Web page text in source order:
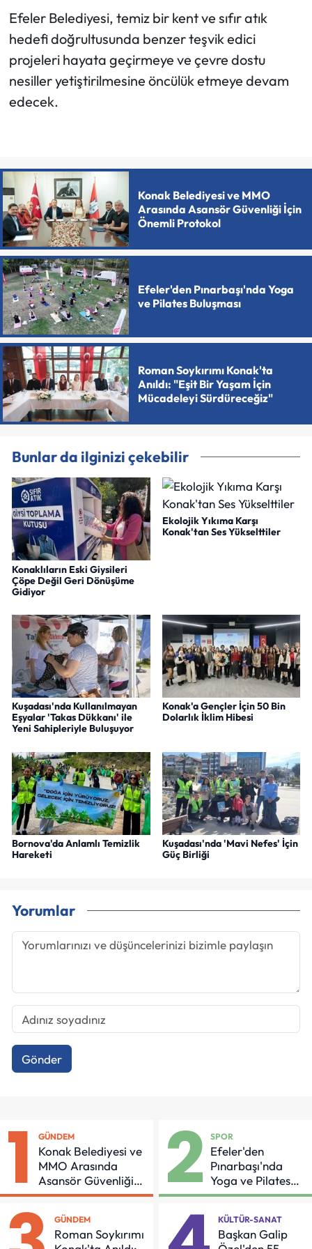
Efeler Belediyesi, temiz bir kent ve sıfır atık
hedefi doğrultusunda benzer teşvik edici
projeleri hayata geçirmeye ve çevre dostu
nesiller yetiştirilmesine öncülük etmeye devam
edecek.
Konak Belediyesi ve MMO
Arasında Asansör Güvenliği İçin
Önemli Protokol
Efeler'den Pınarbaşı'nda Yoga
ve Pilates Buluşması
Roman Soykırımı Konak'ta
Anıldı: "Eşit Bir Yaşam İçin
Mücadeleyi Sürdüreceğiz"
Bunlar da ilginizi çekebilir
Konaklıların Eski Giysileri
Çöpe Değil Geri Dönüşüme
Gidiyor
Ekolojik Yıkıma Karşı
Konak'tan Ses Yükselttiler
Kuşadası'nda Kullanılmayan
Eşyalar 'Takas Dükkanı' ile
Yeni Sahipleriyle Buluşuyor
Konak'a Gençler İçin 50 Bin
Dolarlık İklim Hibesi
Bornova'da Anlamlı Temizlik
Hareketi
Kuşadası'nda 'Mavi Nefes' İçin
Güç Birliği
Yorumlar
Gönder
1 GÜNDEM
Konak Belediyesi ve
MMO Arasında
Asansör Güvenliği
İçin Önemli Protokol
2 SPOR
Efeler'den
Pınarbaşı'nda
Yoga ve Pilates
Buluşması
GÜNDEM
Roman Soykırımı
KÜLTÜR-SANAT
Başkan Galip